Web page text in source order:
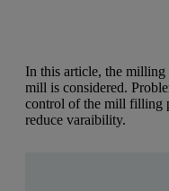
In this article, the milling
mill is considered.
control of the mill filling
reduce varaibility.